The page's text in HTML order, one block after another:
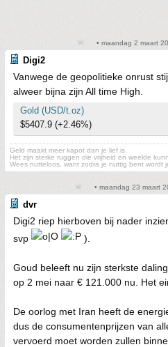
• maandag 2 maart
Digi2
Vanwege de geopolitieke onrust
alweer bijna zijn All time High.
Gold (USD/t.oz)
$5407.9 (+2.46%)
Geld maakt meer kapot dan je lief is.
Het zijn sterke ruggen die vrijheid en weelde
Wees nutteloos, want zodra je nuttig bent wordt
• maandag 23 maart
dvr
Digi2 riep hierboven bij nader
svp
).
Goud beleeft nu zijn sterkste
op 2 mei naar € 121.000 nu. Het
De oorlog met Iran heeft de
dus de consumentenprijzen van
vervoerd moet worden zullen